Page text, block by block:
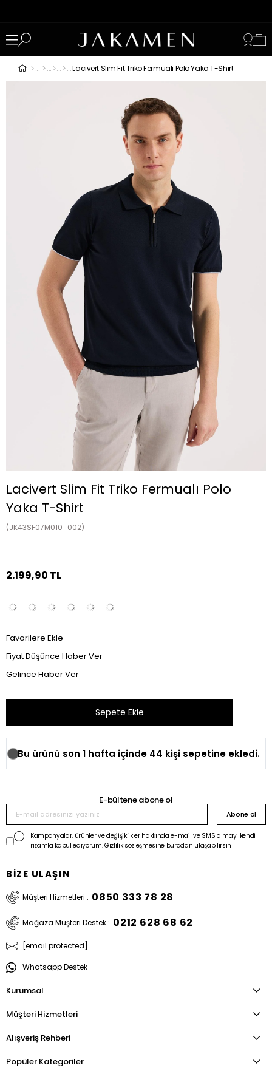
Lacivert Slim Fit Triko Fermualı Polo Yaka T-Shirt
Lacivert Slim Fit Triko Fermualı Polo
Yaka T-Shirt
(JK43SF07M010_002)
2.199,90 TL
Favorilere Ekle
Fiyat Düşünce Haber Ver
Gelince Haber Ver
Bu ürünü son 1 hafta içinde 44 kişi sepetine ekledi.
E-bültene abone ol
Abone ol
Kampanyalar, ürünler ve değişiklikler hakkında e-mail ve SMS almayı kendi
rızamla kabul ediyorum. Gizlilik sözleşmesine buradan ulaşabilirsin
BİZE ULAŞIN
Müşteri Hizmetleri : 0850 333 78 28
Mağaza Müşteri Destek : 0212 628 68 62
[email protected]
Whatsapp Destek
Kurumsal
Müşteri Hizmetleri
Alışveriş Rehberi
Popüler Kategoriler